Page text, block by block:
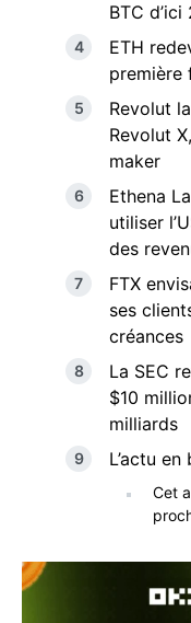
BTC
ETH
première
Revolut
Revolut
maker
Ethena
utiliser
des
FTX
ses
créances
La SEC
$10
milliards
L’actu en
Cet